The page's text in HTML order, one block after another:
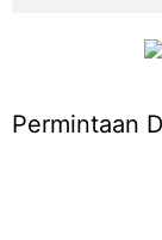
Permintaan